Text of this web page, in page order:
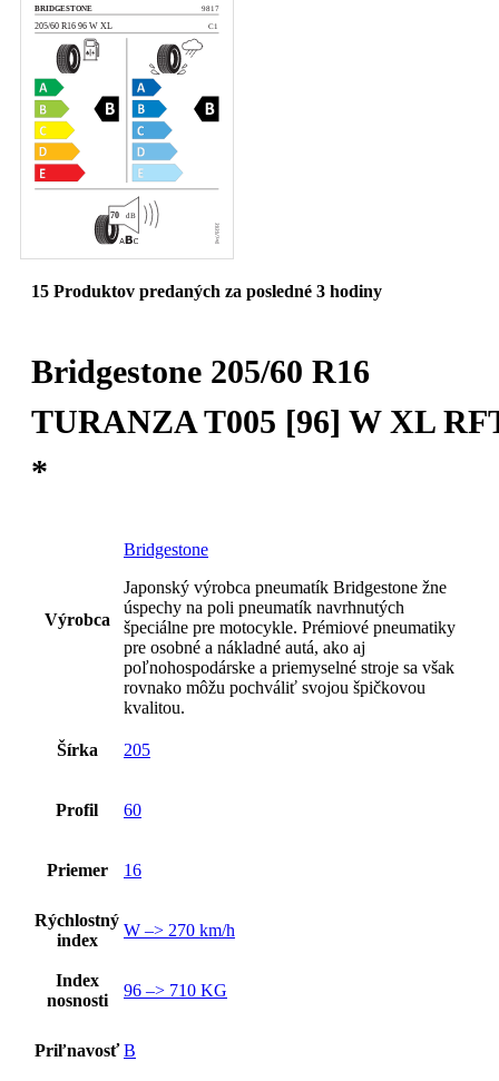
15 Produktov predaných za posledné 3 hodiny
Bridgestone 205/60 R16
TURANZA T005 [96] W XL
*
Výrobca
Bridgestone
Japonský výrobca pneumatík Bridgestone žne
úspechy na poli pneumatík navrhnutých
špeciálne pre motocykle. Prémiové pneumatiky
pre osobné a nákladné autá, ako aj
poľnohospodárske a priemyselné stroje sa však
rovnako môžu pochváliť svojou špičkovou
kvalitou.
Šírka 205
Profil 60
Priemer 16
Rýchlostný
index
W –> 270 km/h
Index
nosnosti
96 –> 710 KG
Priľnavosť B